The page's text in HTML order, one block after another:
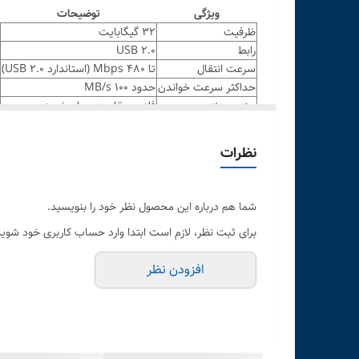
ویژگی
توضیحات
ظرفیت
32 گیگابایت
رابط
USB 2.0
سرعت انتقال
تا 480 Mbps (استاندارد USB 2.0)
حداکثر سرعت خواندنحدود 100 MB/s
جنس بدنه
فلزی، مقاوم در برابر ضربه
وزن
سازگاری
نظرات
شما هم درباره این محصول نظر خود را بنویسید.
برای ثبت نظر، لازم است ابتدا وارد حساب کاربری خود
افزودن نظر